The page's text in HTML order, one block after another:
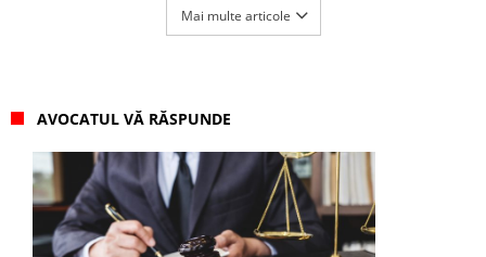
Mai multe articole
AVOCATUL VĂ RĂSPUNDE